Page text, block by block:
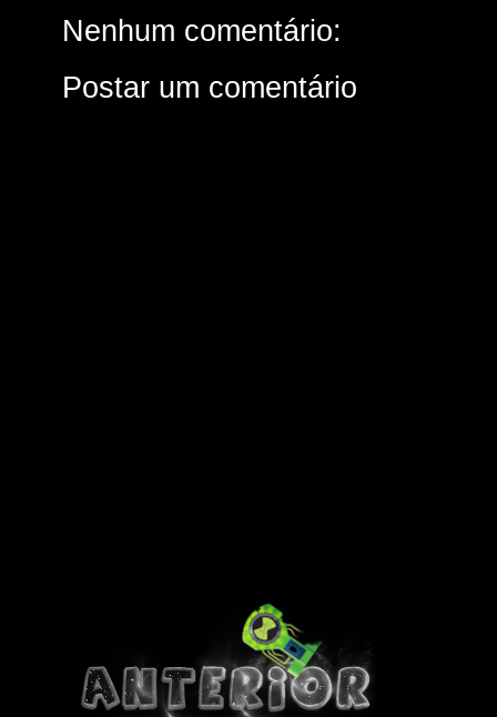
Nenhum comentário:
Postar um comentário